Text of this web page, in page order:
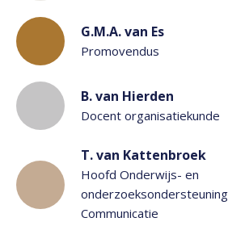
G.M.A. van Es
Promovendus
B. van Hierden
Docent organisatiekunde
T. van Kattenbroek
Hoofd Onderwijs- en
Communicatie